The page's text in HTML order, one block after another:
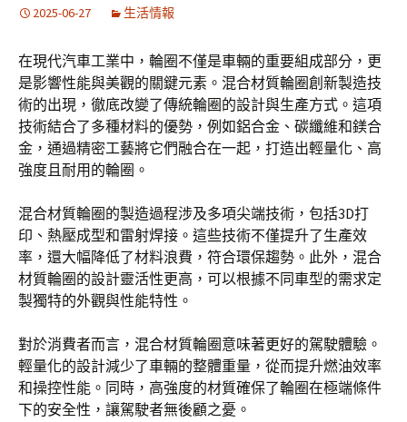
2025-06-27 生活情報
在現代汽車工業中，輪圈不僅是車輛的重要組成部分，更
是影響性能與美觀的關鍵元素。混合材質輪圈創新製造技
術的出現，徹底改變了傳統輪圈的設計與生產方式。這項
技術結合了多種材料的優勢，例如鋁合金、碳纖維和鎂合
金，通過精密工藝將它們融合在一起，打造出輕量化、高
強度且耐用的輪圈。
混合材質輪圈的製造過程涉及多項尖端技術，包括3D打
印、熱壓成型和雷射焊接。這些技術不僅提升了生產效
率，還大幅降低了材料浪費，符合環保趨勢。此外，混合
材質輪圈的設計靈活性更高，可以根據不同車型的需求定
製獨特的外觀與性能特性。
對於消費者而言，混合材質輪圈意味著更好的駕駛體驗。
輕量化的設計減少了車輛的整體重量，從而提升燃油效率
和操控性能。同時，高強度的材質確保了輪圈在極端條件
下的安全性，讓駕駛者無後顧之憂。